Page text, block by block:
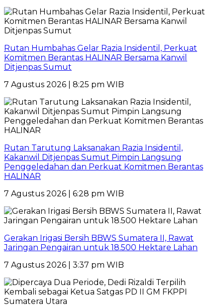
Rutan Humbahas Gelar Razia Insidentil, Perkuat
Komitmen Berantas HALINAR Bersama Kanwil
Ditjenpas Sumut
7 Agustus 2026 | 8:25 pm WIB
Rutan Tarutung Laksanakan Razia Insidentil,
Kakanwil Ditjenpas Sumut Pimpin Langsung
Penggeledahan dan Perkuat Komitmen Berantas
HALINAR
7 Agustus 2026 | 6:28 pm WIB
Gerakan Irigasi Bersih BBWS Sumatera II, Rawat
Jaringan Pengairan untuk 18.500 Hektare Lahan
7 Agustus 2026 | 3:37 pm WIB